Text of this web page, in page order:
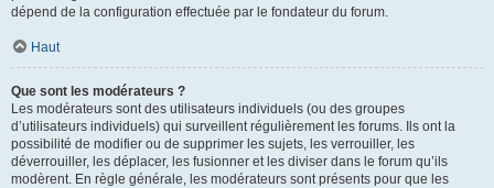
dépend de la configuration effectuée par le fondateur du forum.
Haut
Que sont les modérateurs ?
Les modérateurs sont des utilisateurs individuels (ou des groupes
d’utilisateurs individuels) qui surveillent régulièrement les forums. Ils ont la
possibilité de modifier ou de supprimer les sujets, les verrouiller, les
déverrouiller, les déplacer, les fusionner et les diviser dans le forum qu’ils
modèrent. En règle générale, les modérateurs sont présents pour que les